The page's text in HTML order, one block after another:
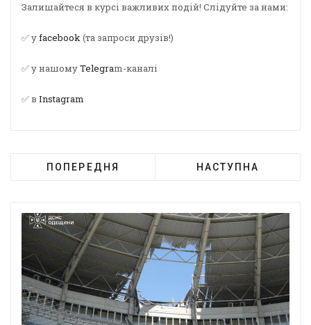
Залишайтеся в курсі важливих подій! Слідуйте за нами:
✅ уfacebook(та запроси друзів!)
✅ у нашомуTelegram-каналі
✅ в Instagram
ПОПЕРЕДНЯ НАСТУПНА